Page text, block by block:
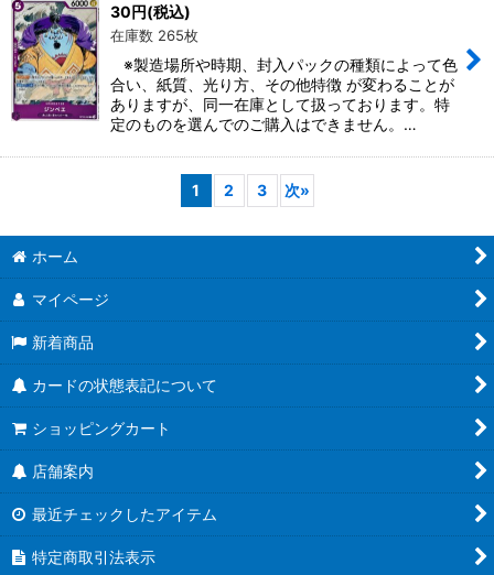
30円(税込)
在庫数 265枚
※製造場所や時期、封入パックの種類によって色
合い、紙質、光り方、その他特徴 が変わることが
ありますが、同一在庫として扱っております。特
定のものを選んでのご購入はできません。…
1 2 3 次»
ホーム
マイページ
新着商品
カードの状態表記について
ショッピングカート
店舗案内
最近チェックしたアイテム
特定商取引法表示